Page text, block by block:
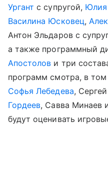
Ургант с супругой, Юлия
Василина Юсковец,
Антон Эльдаров с
а также программный
Апостолов и три
программ смотра, в том
Софья Лебедева,
Гордеев, Савва Минаев
будут оценивать